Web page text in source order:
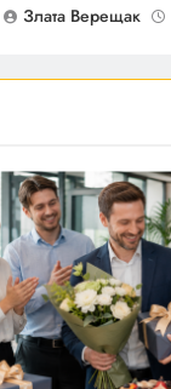
Злата Верещак